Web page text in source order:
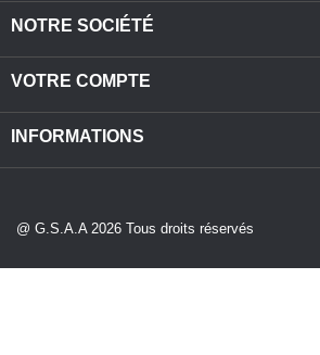
NOTRE SOCIÉTÉ
VOTRE COMPTE
INFORMATIONS
@ G.S.A.A 2026 Tous droits réservés